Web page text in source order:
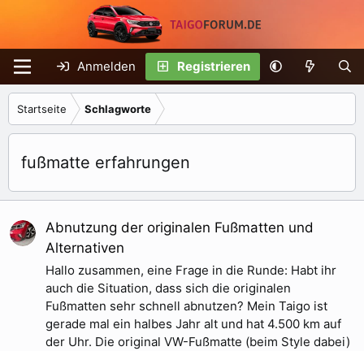
Anmelden Registrieren
Startseite Schlagworte
fußmatte erfahrungen
Abnutzung der originalen Fußmatten und
Alternativen
Hallo zusammen, eine Frage in die Runde: Habt ihr
auch die Situation, dass sich die originalen
Fußmatten sehr schnell abnutzen? Mein Taigo ist
gerade mal ein halbes Jahr alt und hat 4.500 km auf
der Uhr. Die original VW-Fußmatte (beim Style dabei)